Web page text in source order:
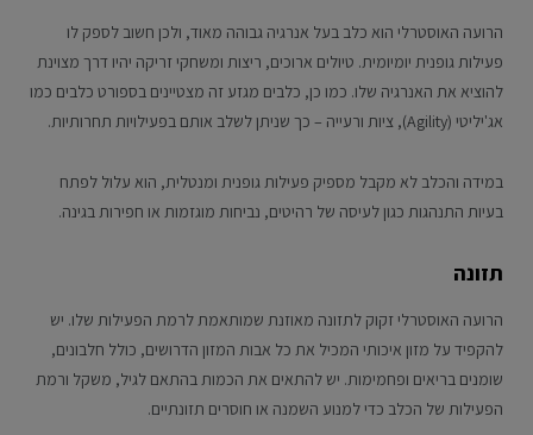
הרועה האוסטרלי הוא כלב בעל אנרגיה גבוהה מאוד, ולכן חשוב לספק לו
פעילות גופנית יומיומית. טיולים ארוכים, ריצות ומשחקי זריקה יהיו דרך מצוינת
להוציא את האנרגיה שלו. כמו כן, כלבים מגזע זה מצטיינים בספורט כלבים כמו
אג'יליטי (Agility), ציות ורעייה – כך שניתן לשלב אותם בפעילויות תחרותיות.
במידה והכלב לא מקבל מספיק פעילות גופנית ומנטלית, הוא עלול לפתח
בעיות התנהגות כגון לעיסה של רהיטים, נביחות מוגזמות או חפירות בגינה.
תזונה
הרועה האוסטרלי זקוק לתזונה מאוזנת שמותאמת לרמת הפעילות שלו. יש
להקפיד על מזון איכותי המכיל את כל אבות המזון הדרושים, כולל חלבונים,
שומנים בריאים ופחמימות. יש להתאים את הכמות בהתאם לגיל, משקל ורמת
הפעילות של הכלב כדי למנוע השמנה או חוסרים תזונתיים.